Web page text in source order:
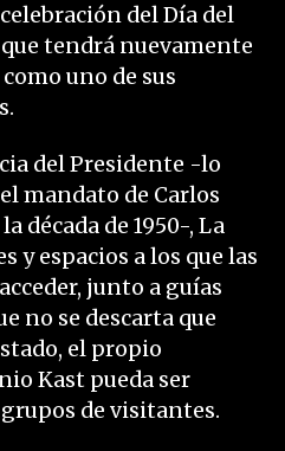
del Día del
tendrá nuevamente
uno de sus
del Presidente -lo
mandato de Carlos
década de 1950-, La
y espacios a los que las
junto a guías
no se descarta que
el propio
Kast pueda ser
de visitantes.